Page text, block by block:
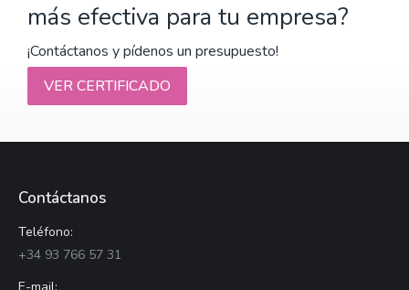
más efectiva para tu empresa?
¡Contáctanos y pídenos un presupuesto!
VER CERTIFICADO
Contáctanos
Teléfono:
+34 93 766 57 31